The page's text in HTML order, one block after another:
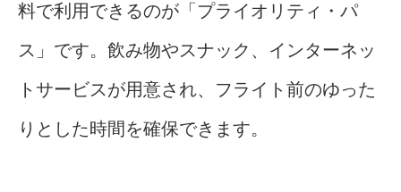
料で利用できるのが「プライオリティ・パ
ス」です。飲み物やスナック、インターネッ
トサービスが用意され、フライト前のゆった
りとした時間を確保できます。